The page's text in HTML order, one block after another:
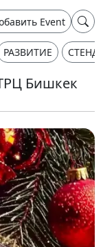
Event
РАЗВИТИЕ
Бишкек